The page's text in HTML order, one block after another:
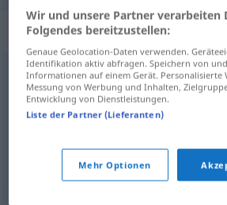
Synonyme für "banal"
schlicht
normal schlicht
durchschnittlich,alltäglich, ordinär,
Wir und unsere Partner verarbeiten
Folgendes bereitzustellen:
Genaue Geolocation-Daten verwenden.
Identifikation aktiv abfragen. Speichern von
Informationen auf einem Gerät. Personalisierte
Messung von Werbung und Inhalten,
Entwicklung von Dienstleistungen.
Liste der Partner (Lieferanten)
Mehr Optionen